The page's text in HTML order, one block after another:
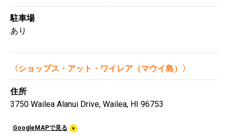
駐車場
あり
〈ショップス・アット・ワイレア（マウイ島）〉
住所
3750 Wailea Alanui Drive, Wailea, HI 96753
GoogleMAPで見る